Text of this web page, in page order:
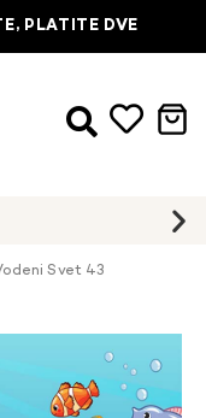
PLATITE DVE
Svet 43